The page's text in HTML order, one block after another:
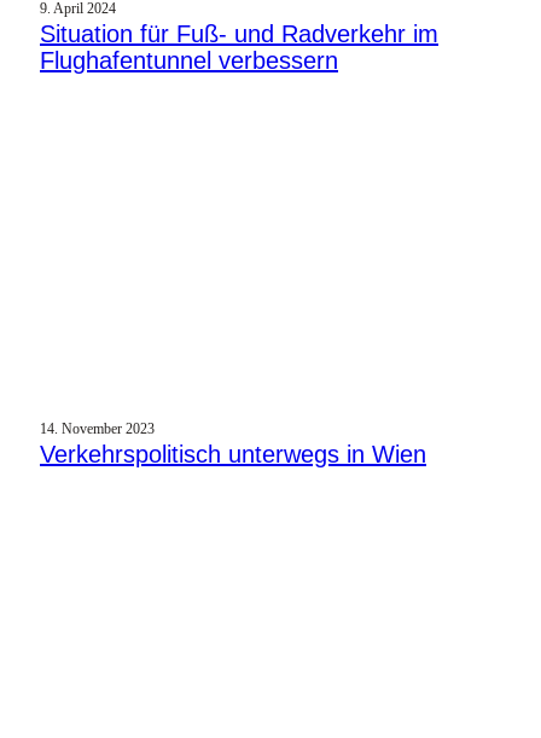
9. April 2024
Situation für Fuß- und Radverkehr im
Flughafentunnel verbessern
14. November 2023
Verkehrspolitisch unterwegs in Wien